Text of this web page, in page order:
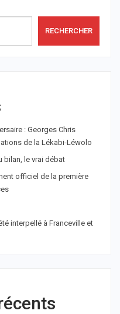
RECHERCHER
: Georges Chris
de la Lékabi-Léwolo
bilan, le vrai débat
officiel de la première
interpellé à Franceville et